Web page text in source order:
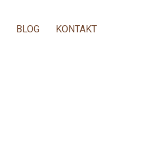
BLOG KONTAKT